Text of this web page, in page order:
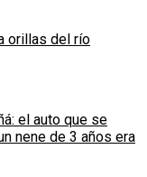
orillas del río
el auto que se
nene de 3 años era